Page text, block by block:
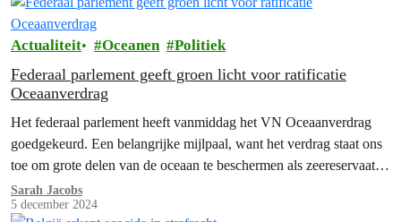
Actualiteit Oceanen Politiek
Federaal parlement geeft groen licht voor ratificatie
Oceaanverdrag
Het federaal parlement heeft vanmiddag het VN Oceaanverdrag
goedgekeurd. Een belangrijke mijlpaal, want het verdrag staat ons
toe om grote delen van de oceaan te beschermen als zeereservaat.
Nu is…
Sarah Jacobs
5 december 2024